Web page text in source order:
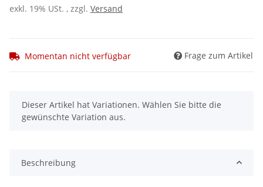
exkl. 19% USt. , zzgl. Versand
Momentan nicht verfügbar Frage zum Artikel
x
Dieser Artikel hat Variationen. Wählen Sie bitte die
gewünschte Variation aus.
Beschreibung